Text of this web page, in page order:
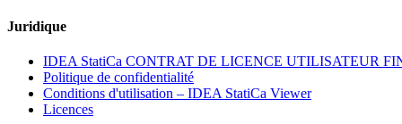
Juridique
IDEA StatiCa CONTRAT DE LICENCE UTILISATEUR
Politique de confidentialité
Conditions d'utilisation – IDEA StatiCa Viewer
Licences